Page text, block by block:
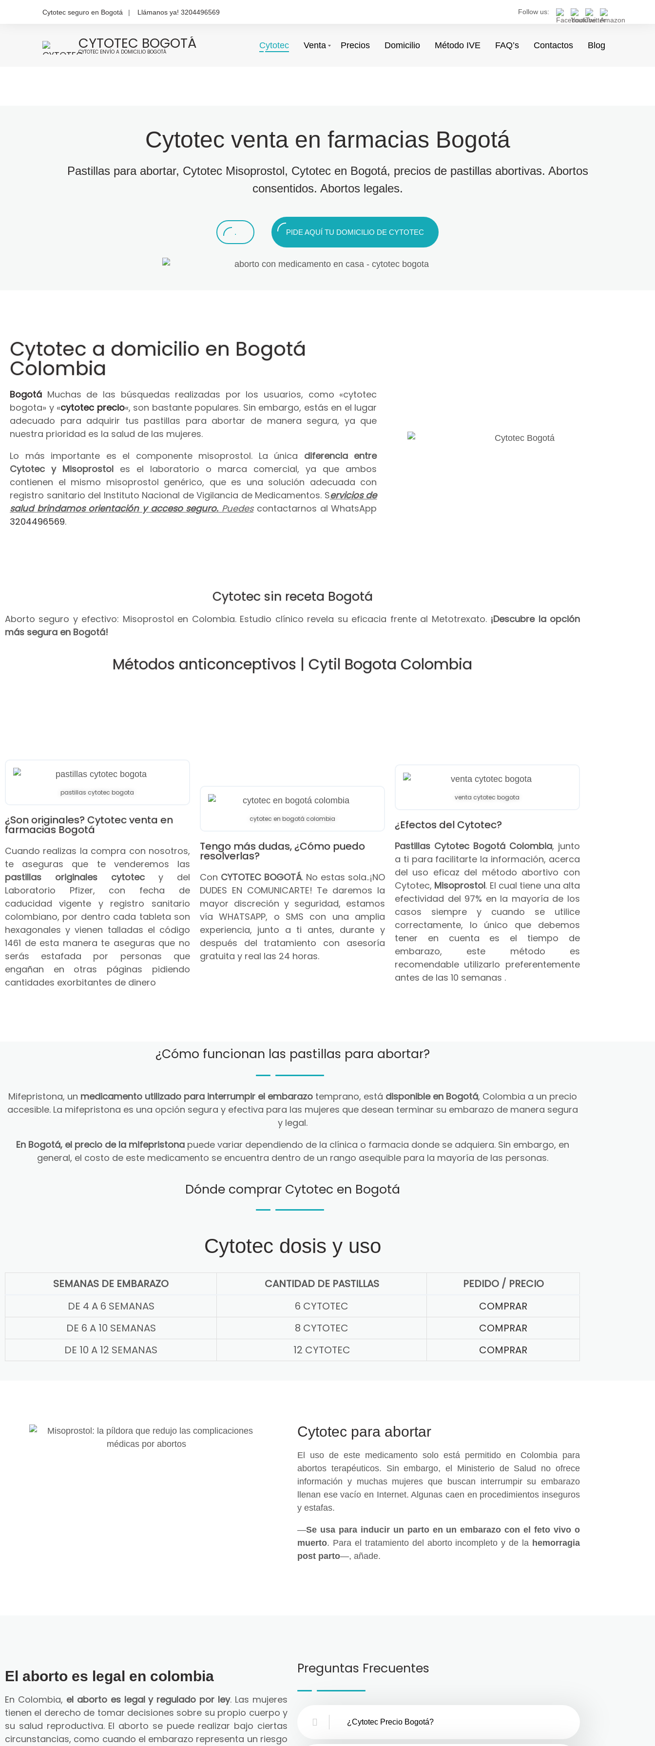
Cytotec seguro en Bogotá Llámanos ya! 3204496569 Follow us:
CYTOTEC BOGOTÁ
CYTOTEC ENVÍO A DOMICILIO BOGOTÁ
Cytotec Venta Precios Domicilio Método IVE FAQ’s Contactos Blog
Cytotec venta en farmacias Bogotá
Pastillas para abortar, Cytotec Misoprostol, Cytotec en Bogotá, precios de pastillas abortivas. Abortos
consentidos. Abortos legales.
. PIDE AQUÍ TU DOMICILIO DE CYTOTEC
Cytotec a domicilio en Bogotá
Colombia
Bogotá Muchas de las búsquedas realizadas por los usuarios, como «cytotec
bogota» y «cytotec precio«, son bastante populares. Sin embargo, estás en el lugar
adecuado para adquirir tus pastillas para abortar de manera segura, ya que
nuestra prioridad es la salud de las mujeres.
Lo más importante es el componente misoprostol. La única diferencia entre
Cytotec y Misoprostol es el laboratorio o marca comercial, ya que ambos
contienen el mismo misoprostol genérico, que es una solución adecuada con
registro sanitario del Instituto Nacional de Vigilancia de Medicamentos. Servicios de
salud brindamos orientación y acceso seguro. Puedescontactarnos al WhatsApp
3204496569.
Cytotec sin receta Bogotá
Aborto seguro y efectivo: Misoprostol en Colombia. Estudio clínico revela su eficacia frente al Metotrexato. ¡Descubre la opción
más segura en Bogotá!
Métodos anticonceptivos | Cytil Bogota Colombia
pastillas cytotec bogota
¿Son originales? Cytotec venta en
farmacias Bogotá
Cuando realizas la compra con nosotros,
te aseguras que te venderemos las
pastillas originales cytotec y del
Laboratorio Pfizer, con fecha de
caducidad vigente y registro sanitario
colombiano, por dentro cada tableta son
hexagonales y vienen talladas el código
1461 de esta manera te aseguras que no
serás estafada por personas que
engañan en otras páginas pidiendo
cantidades exorbitantes de dinero
cytotec en bogotá colombia
Tengo más dudas, ¿Cómo puedo
resolverlas?
Con CYTOTEC BOGOTÁ. No estas sola..¡NO
DUDES EN COMUNICARTE! Te daremos la
mayor discreción y seguridad, estamos
vía WHATSAPP, o SMS con una amplia
experiencia, junto a ti antes, durante y
después del tratamiento con asesoría
gratuita y real las 24 horas.
venta cytotec bogota
¿Efectos del Cytotec?
Pastillas Cytotec Bogotá Colombia, junto
a ti para facilitarte la información, acerca
del uso eficaz del método abortivo con
Cytotec, Misoprostol. El cual tiene una alta
efectividad del 97% en la mayoría de los
casos siempre y cuando se utilice
correctamente, lo único que debemos
tener en cuenta es el tiempo de
embarazo, este método es
recomendable utilizarlo preferentemente
antes de las 10 semanas .
¿Cómo funcionan las pastillas para abortar?
Mifepristona, un medicamento utilizado para interrumpir el embarazotemprano, está disponible en Bogotá, Colombia a un precio
accesible. La mifepristona es una opción segura y efectiva para las mujeres que desean terminar su embarazo de manera segura
y legal.
En Bogotá, el precio de la mifepristonapuede variar dependiendo de la clínica o farmacia donde se adquiera. Sin embargo, en
general, el costo de este medicamento se encuentra dentro de un rango asequible para la mayoría de las personas.
Dónde comprar Cytotec en Bogotá
Cytotec dosis y uso
SEMANAS DE EMBARAZO CANTIDAD DE PASTILLAS
PEDIDO / PRECIO
DE 4 A 6 SEMANAS
6 CYTOTEC
COMPRAR
DE 6 A 10 SEMANAS
8 CYTOTEC
COMPRAR
DE 10 A 12 SEMANAS
12 CYTOTEC COMPRAR
Cytotec para abortar
El uso de este medicamento solo está permitido en Colombia para
abortos terapéuticos. Sin embargo, el Ministerio de Salud no ofrece
información y muchas mujeres que buscan interrumpir su embarazo
llenan ese vacío en Internet. Algunas caen en procedimientos inseguros
y estafas.
—Se usa para inducir un parto en un embarazo con el feto vivo o
muerto. Para el tratamiento del aborto incompleto y de la hemorragia
post parto—, añade.
El aborto es legal en colombia
En Colombia, el aborto es legal y regulado por ley. Las mujeres
tienen el derecho de tomar decisiones sobre su propio cuerpo y
su salud reproductiva. El aborto se puede realizar bajo ciertas
circunstancias, como cuando el embarazo representa un riesgo
Preguntas Frecuentes
¿Cytotec Precio Bogotá?